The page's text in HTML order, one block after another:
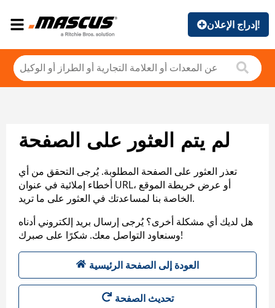
إدراج الإعلان!
لم يتم العثور على الصفحة
تعذر العثور على الصفحة المطلوبة. يُرجى التحقق من أي
أخطاء إملائية في عنوان URL، أو عرض خريطة الموقع
الخاصة بنا لمساعدتك في العثور على ما تريد.
هل لديك أي مشكلة أخرى؟ يُرجى إرسال بريد إلكتروني أدناه
وسنعاود التواصل معك. شكرًا على صبرك!
العودة إلى الصفحة الرئيسية
تحديث الصفحة